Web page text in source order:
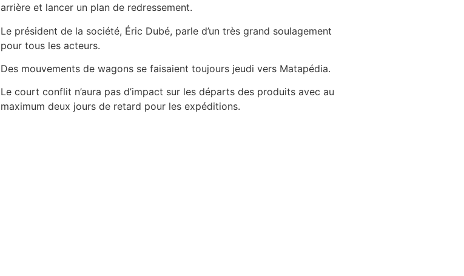
arrière et lancer un plan de redressement.
Le président de la société, Éric Dubé, parle d’un très grand soulagement
pour tous les acteurs.
Des mouvements de wagons se faisaient toujours jeudi vers Matapédia.
Le court conflit n’aura pas d’impact sur les départs des produits avec au
maximum deux jours de retard pour les expéditions.